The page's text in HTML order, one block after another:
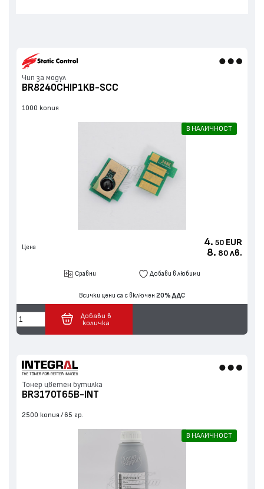
Чип за модул
BR8240CHIP1KB-SCC
1000 копия
В НАЛИЧНОСТ
Цена 4. 50 EUR
8. 80 лв.
Сравни Добави в любими
Всички цени са с включен 20% ДДС
Добави в
количка
Тонер цветен бутилка
BR3170T65B-INT
2500 копия 65 гр.
В НАЛИЧНОСТ